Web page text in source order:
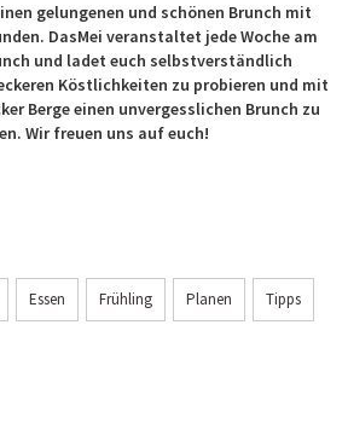
gelungenen und schönen Brunch mit
DasMei veranstaltet jede Woche am
und ladet euch selbstverständlich
Köstlichkeiten zu probieren und mit
Berge einen unvergesslichen Brunch zu
Wir freuen uns auf euch!
Essen Frühling Planen Tipps